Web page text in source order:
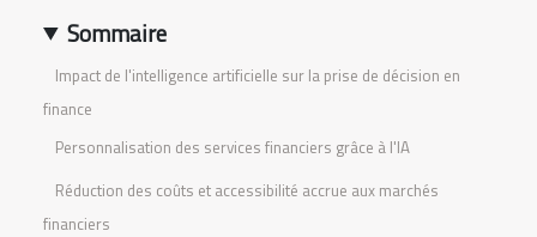
Sommaire
Impact de l'intelligence artificielle sur la prise de décision en
finance
Personnalisation des services financiers grâce à l'IA
Réduction des coûts et accessibilité accrue aux marchés
financiers